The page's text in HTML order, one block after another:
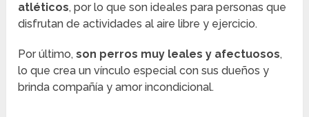
atléticos, por lo que son ideales para personas que
disfrutan de actividades al aire libre y ejercicio.
Por último,son perros muy leales y afectuosos,
lo que crea un vínculo especial con sus dueños y
brinda compañía y amor incondicional.